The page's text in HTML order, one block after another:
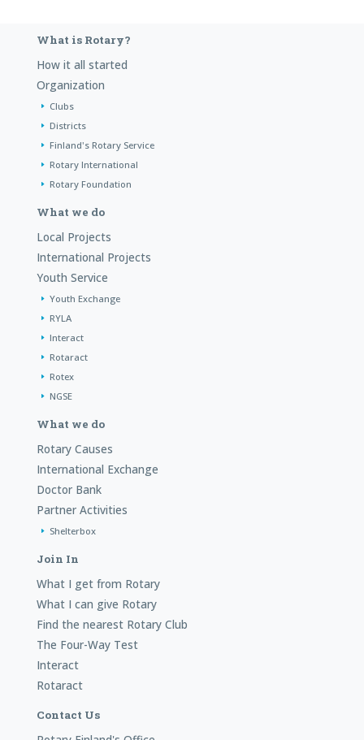
What is Rotary?
How it all started
Organization
Clubs
Districts
Finland's Rotary Service
Rotary International
Rotary Foundation
What we do
Local Projects
International Projects
Youth Service
Youth Exchange
RYLA
Interact
Rotaract
Rotex
NGSE
What we do
Rotary Causes
International Exchange
Doctor Bank
Partner Activities
Shelterbox
Join In
What I get from Rotary
What I can give Rotary
Find the nearest Rotary Club
The Four-Way Test
Interact
Rotaract
Contact Us